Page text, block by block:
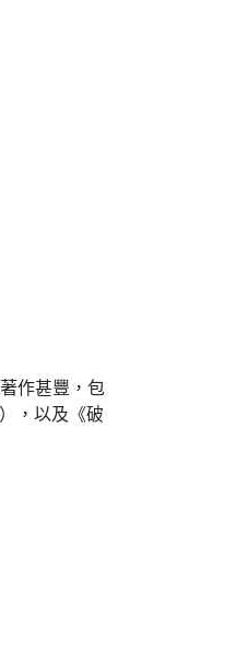
作甚豐，包
，以及《破